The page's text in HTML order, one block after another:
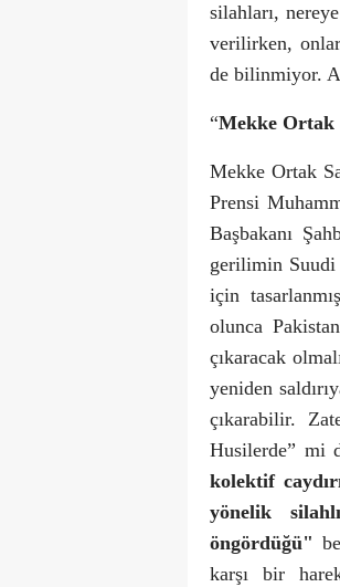
silahları,
verilirken,
de bilinmiyor.
“Mekke Ortak
Mekke Ortak
Prensi
Başbakanı
gerilimin Suudi
için
olunca
çıkaracak
yeniden
çıkarabilir.
Husilerde” mi
kolektif
yönelik
öngördüğü"
karşı bir